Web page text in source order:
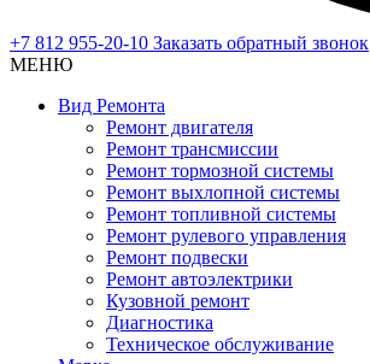
+7 812 955-20-10 Заказать обратный звонок
МЕНЮ
Вид Ремонта
Ремонт двигателя
Ремонт трансмиссии
Ремонт тормозной системы
Ремонт выхлопной системы
Ремонт топливной системы
Ремонт рулевого управления
Ремонт подвески
Ремонт автоэлектрики
Кузовной ремонт
Диагностика
Техническое обслуживание